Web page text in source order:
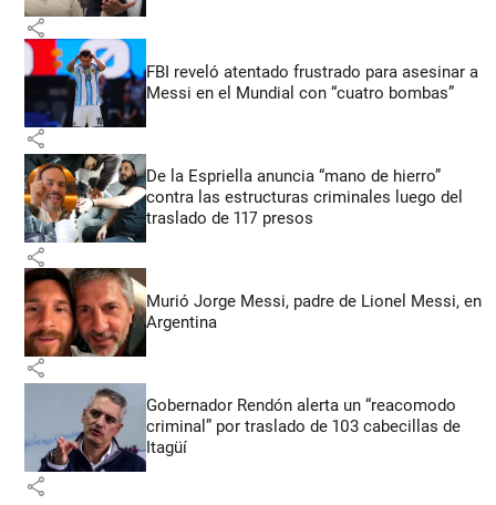
share
FBI reveló atentado frustrado para asesinar a
Messi en el Mundial con “cuatro bombas”
share
De la Espriella anuncia “mano de hierro”
contra las estructuras criminales luego del
traslado de 117 presos
share
Murió Jorge Messi, padre de Lionel Messi, en
Argentina
share
Gobernador Rendón alerta un “reacomodo
criminal” por traslado de 103 cabecillas de
Itagüí
share